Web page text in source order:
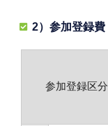
2）参加登録費
参加登録区分